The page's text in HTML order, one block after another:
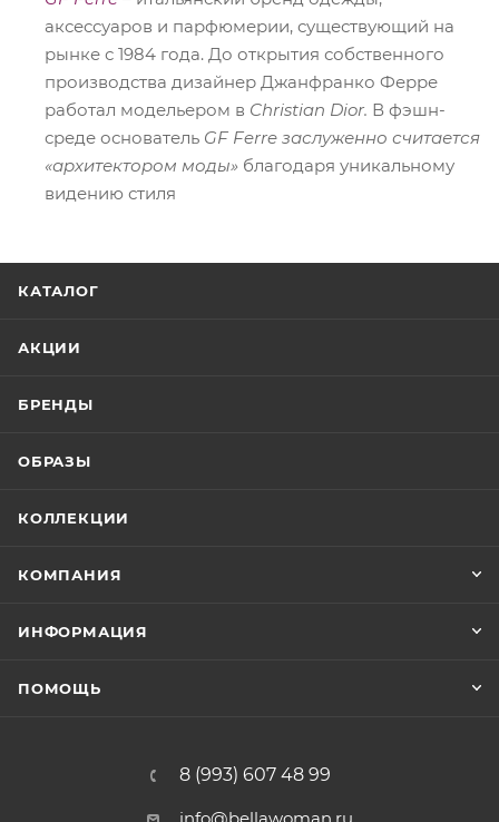
аксессуаров и парфюмерии, существующий на
рынке с 1984 года. До открытия собственного
производства дизайнер Джанфранко Ферре
работал модельером в Christian Dior. В фэшн-
среде основатель GF Ferre заслуженно считается
«архитектором моды» благодаря уникальному
видению стиля
КАТАЛОГ
АКЦИИ
БРЕНДЫ
ОБРАЗЫ
КОЛЛЕКЦИИ
КОМПАНИЯ
ИНФОРМАЦИЯ
ПОМОЩЬ
8 (993) 607 48 99